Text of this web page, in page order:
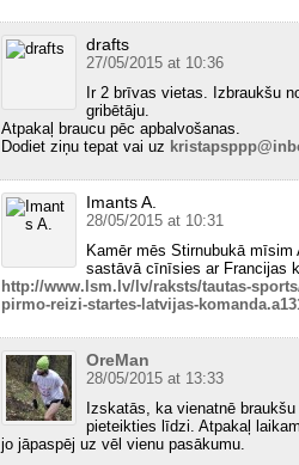
drafts
27/05/2015 at 10:36
Ir 2 brīvas vietas. Izbraukšu
gribētāju.
Atpakaļ braucu pēc apbalvošanas.
Dodiet ziņu tepat vai uz
Imants A.
28/05/2015 at 10:31
Kamēr mēs Stirnubukā
sastāvā cīnīsies ar Francijas
http://www.lsm.lv/lv/raksts/tautas-
pirmo-reizi-startes-latvijas-
OreMan
28/05/2015 at 13:33
Izskatās, ka vienatnē
pieteikties līdzi. Atpakaļ
jo jāpaspēj uz vēl vienu pasākumu.